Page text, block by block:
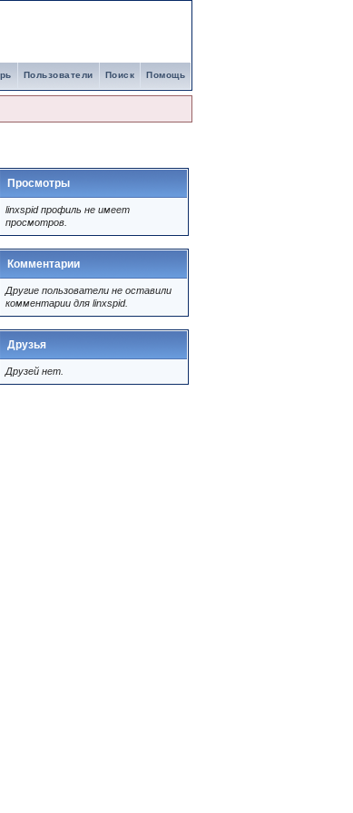
Помощь
Поиск
Пользователи
Просмотры
linxspid профиль не имеет
просмотров.
Комментарии
Другие пользователи не оставили
комментарии для linxspid.
Друзья
Друзей нет.